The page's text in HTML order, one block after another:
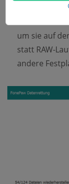
Wählen Sie
um sie auf
statt RAW-
andere